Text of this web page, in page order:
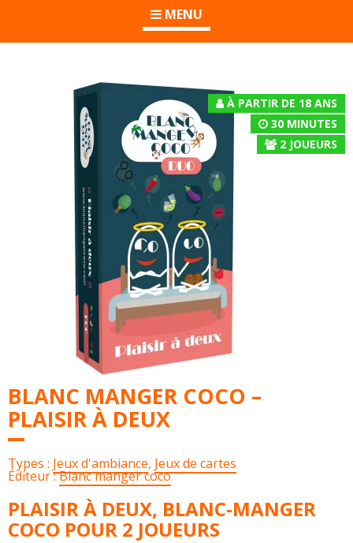
MENU
À PARTIR DE 18 ANS
30 MINUTES
2 JOUEURS
BLANC MANGER COCO –
PLAISIR À DEUX
Types : Jeux d'ambiance, Jeux de cartes
Éditeur :Blanc manger coco
PLAISIR À DEUX, BLANC-MANGER
COCO POUR 2 JOUEURS